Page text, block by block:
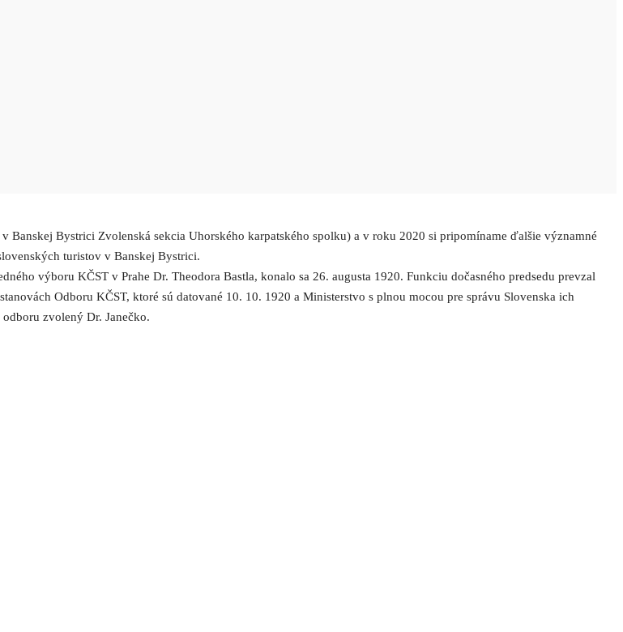
Bystrici Zvolenská sekcia Uhorského karpatského spolku) a v roku 2020 si pripomíname ďalšie významné
turistov v Banskej Bystrici.
výboru KČST v Prahe Dr. Theodora Bastla, konalo sa 26. augusta 1920. Funkciu dočasného predsedu prevzal
Odboru KČST, ktoré sú datované 10. 10. 1920 a Ministerstvo s plnou mocou pre správu Slovenska ich
zvolený Dr. Janečko.